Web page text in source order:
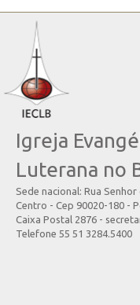
Igreja
Luterana no
Sede nacional: Rua
Centro - Cep 90020-180 -
Caixa Postal 2876 -
Telefone 55 51 3284.5400